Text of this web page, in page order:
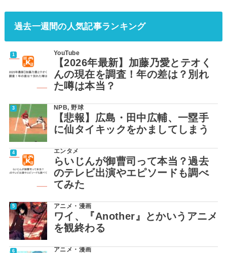
過去一週間の人気記事ランキング
YouTube
【2026年最新】加藤乃愛とテオく
んの現在を調査！年の差は？別れ
た噂は本当？
NPB,野球
【悲報】広島・田中広輔、一塁手
に仙タイキックをかましてしまう
エンタメ
らいじんが御曹司って本当？過去
のテレビ出演やエピソードも調べ
てみた
アニメ・漫画
ワイ、『Another』とかいうアニメ
を観終わる
アニメ・漫画